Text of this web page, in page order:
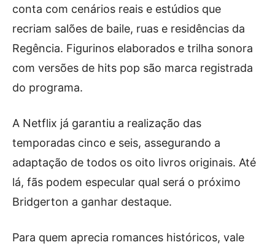
conta com cenários reais e estúdios que
recriam salões de baile, ruas e residências da
Regência. Figurinos elaborados e trilha sonora
com versões de hits pop são marca registrada
do programa.
A Netflix já garantiu a realização das
temporadas cinco e seis, assegurando a
adaptação de todos os oito livros originais. Até
lá, fãs podem especular qual será o próximo
Bridgerton a ganhar destaque.
Para quem aprecia romances históricos, vale